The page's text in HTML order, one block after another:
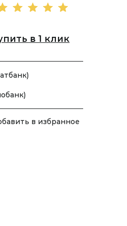
в 1 клик
в избранное